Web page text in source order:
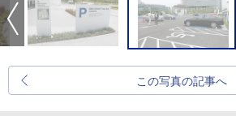
この写真の記事へ